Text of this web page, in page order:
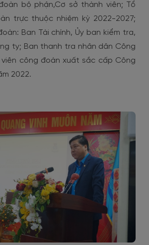
bộ phận,Cơ sở thành viên; Tổ
trực thuộc nhiệm kỳ 2022-2027;
Ban Tài chính, Ủy ban kiểm tra,
ty; Ban thanh tra nhân dân Công
công đoàn xuất sắc cấp Công
2022.